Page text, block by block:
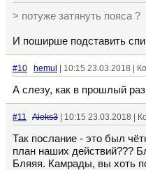
> потуже затянуть пояса ?
И поширше подставить
#10 hemul | 10:15 23.03.2018 |
А слезу, как в прошлый
#11 Aleks3 | 10:15 23.03.2018 |
Так послание - это был
план наших действий???
Бляяя. Камрады, вы хоть